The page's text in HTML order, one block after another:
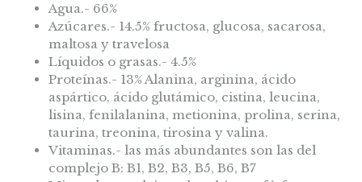
Agua.- 66%
Azúcares.- 14.5% fructosa, glucosa, sacarosa,
maltosa y travelosa
Líquidos o grasas.- 4.5%
Proteínas.- 13% Alanina, arginina, ácido
aspártico, ácido glutámico, cistina, leucina,
lisina, fenilalanina, metionina, prolina, serina,
taurina, treonina, tirosina y valina.
Vitaminas.- las más abundantes son las del
complejo B: B1, B2, B3, B5, B6, B7